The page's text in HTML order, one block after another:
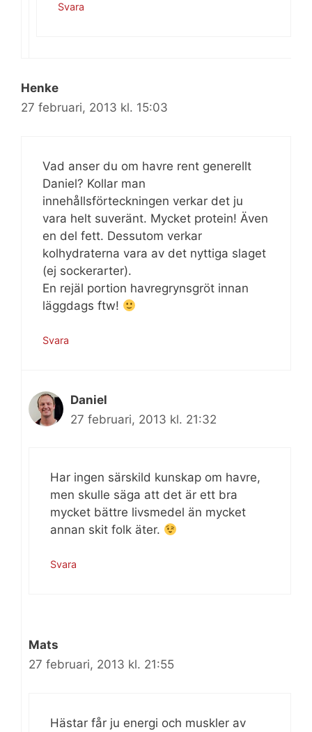
Svara
Henke
27 februari, 2013 kl. 15:03
Vad anser du om havre rent generellt
Daniel? Kollar man
innehållsförteckningen verkar det ju
vara helt suveränt. Mycket protein! Även
en del fett. Dessutom verkar
kolhydraterna vara av det nyttiga slaget
(ej sockerarter).
En rejäl portion havregrynsgröt innan
läggdags ftw!
Svara
Daniel
27 februari, 2013 kl. 21:32
Har ingen särskild kunskap om havre,
men skulle säga att det är ett bra
mycket bättre livsmedel än mycket
annan skit folk äter.
Svara
Mats
27 februari, 2013 kl. 21:55
Hästar får ju energi och muskler av